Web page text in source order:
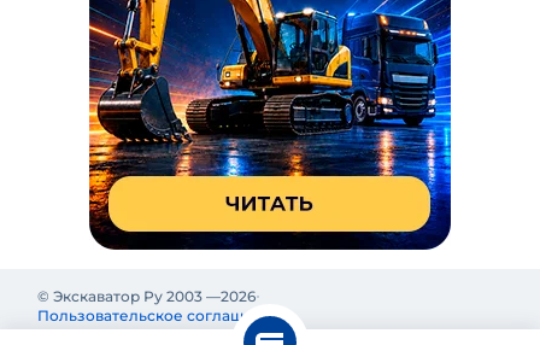
© Экскаватор Ру 2003 —2026
Пользовательское соглашение
Политика конфиденциальности Реклама на Экскаватор Ру